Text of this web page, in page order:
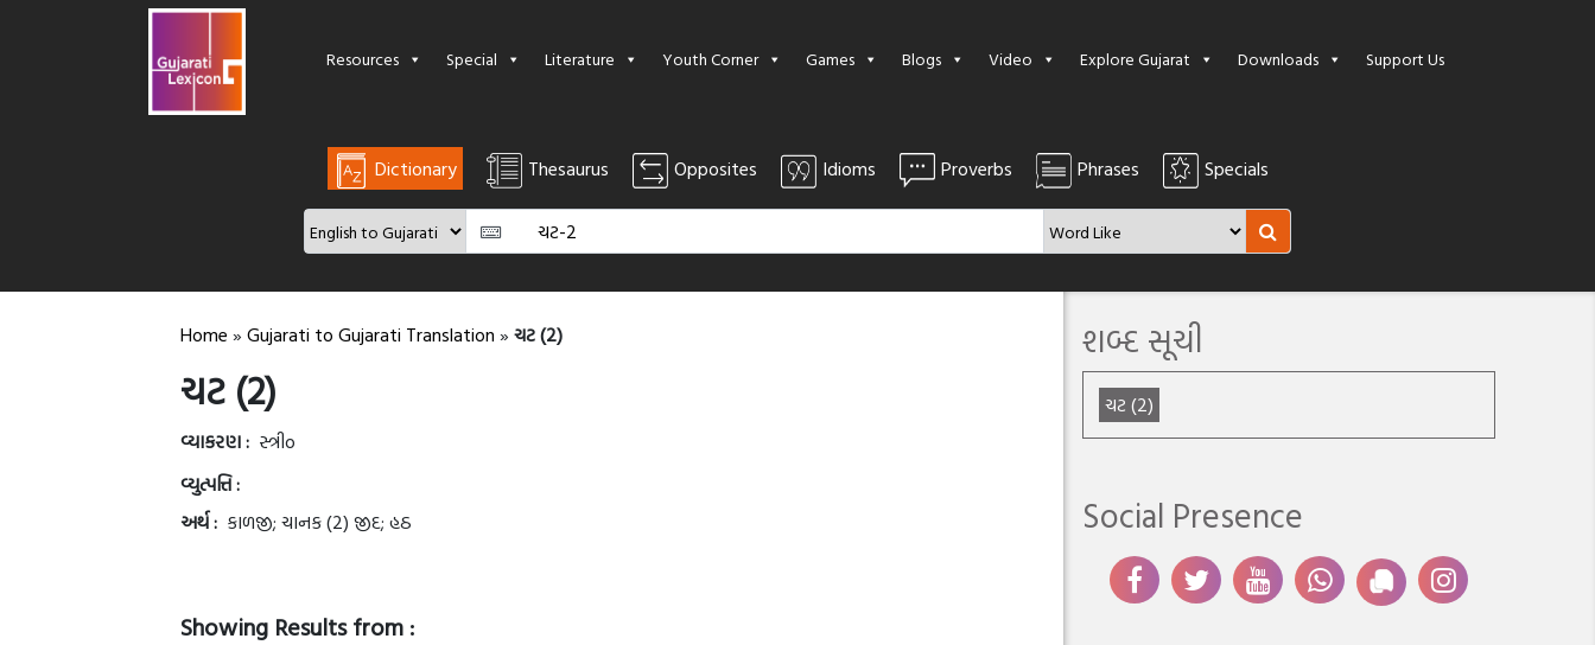
Resources Special Literature Youth Corner Games Blogs Video Explore Gujarat Downloads Support Us
Dictionary Thesaurus Opposites Idioms Proverbs Phrases Specials
Home » Gujarati to Gujarati Translation » ચટ (2)
ચટ (2)
વ્યાકરણ : સ્ત્રીo
વ્યુત્પત્તિ :
અર્થ : કાળજી; ચાનક (2) જીદ; હઠ
Showing Results from :
શબ્દ સૂચી
ચટ (2)
Social Presence